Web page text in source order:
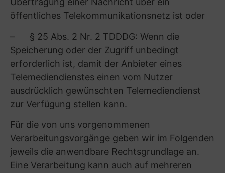
– gemäß Art. 77 DSGVO sich bei einer
Datenschutz-Aufsichtsbehörde über die
Verarbeitung Ihrer personenbezogenen Daten
in unserem Unternehmen zu beschweren, etwa
bei der für uns zuständigen Datenschutz-
Aufsichtsbehörde: Sächsische Datenschutz-
und Transparenzbeauftragte, Postfach 11 01 32,
01330 Dresden, E-Mail: post@sdtb.sachsen.de.
(11) Datenverarbeitung im Rahmen des
Bewerbungsprozesses
Wir verarbeiten Ihre personenbezogenen
Daten, um den Bewerbungsprozess mit Ihnen